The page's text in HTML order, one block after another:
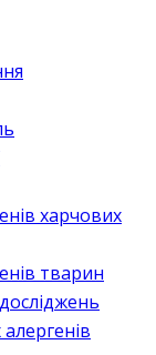
харчових
тварин